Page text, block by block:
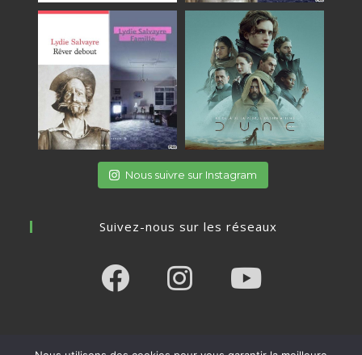
Nous suivre sur Instagram
Suivez-nous sur les réseaux